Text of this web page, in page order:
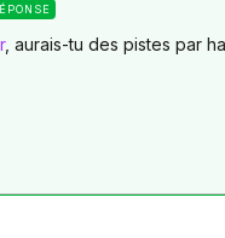
, aurais-tu des pistes par